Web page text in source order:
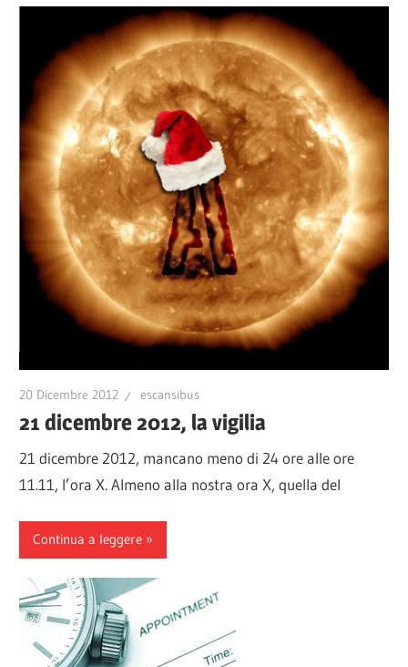
20 Dicembre 2012 escansibus
21 dicembre 2012, la vigilia
21 dicembre 2012, mancano meno di 24 ore alle ore
11.11, l’ora X. Almeno alla nostra ora X, quella del
Continua a leggere